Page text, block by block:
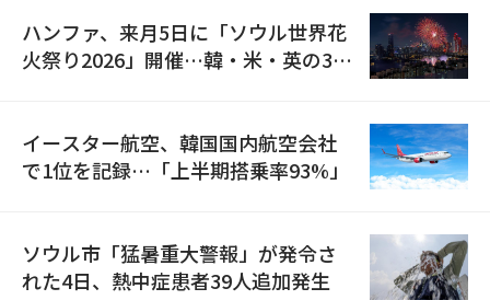
ハンファ、来月5日に「ソウル世界花
火祭り2026」開催…韓・米・英の3カ
イースター航空、韓国国内航空会社
で1位を記録…「上半期搭乗率93%」
ソウル市「猛暑重大警報」が発令さ
れた4日、熱中症患者39人追加発生